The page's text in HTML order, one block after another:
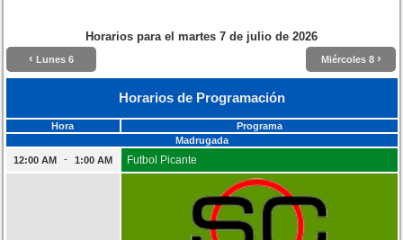
Horarios para el martes 7 de julio de 2026
‹ Lunes 6 Miércoles 8 ›
Horarios de Programación
Hora
Programa
Madrugada
12:00 AM
- 1:00 AM Futbol Picante